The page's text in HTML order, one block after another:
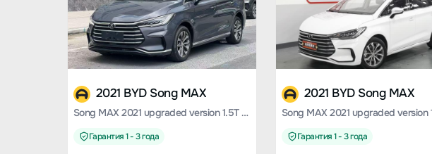
2021 BYD Song MAX
Song MAX 2021 upgraded version 1.5T automatic luxury 7-seater
Гарантия 1 - 3 года
2021 BYD Song MAX
Гарантия 1 - 3 года